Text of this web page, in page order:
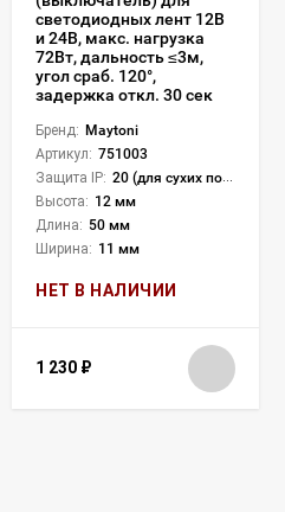
светодиодных лент 12В
и 24В, макс. нагрузка
72Вт, дальность ≤3м,
угол сраб. 120°,
задержка откл. 30 сек
Бренд: Maytoni
Артикул: 751003
Защита IP: 20 (для сухих пом.)
Высота: 12 мм
Длина: 50 мм
Ширина: 11 мм
НЕТ В НАЛИЧИИ
1 230 ₽